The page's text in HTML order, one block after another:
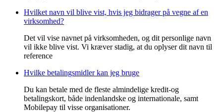
Hvilket navn vil blive vist, hvis jeg bidrager på vegne af en
virksomhed?
Det vil vise navnet på virksomheden, og dit personlige navn
vil ikke blive vist. Vi kræver stadig, at du oplyser dit navn til
reference
Hvilke betalingsmidler kan jeg bruge
Du kan betale med de fleste almindelige kredit-og
betalingskort, både indenlandske og internationale, samt
Mobilepay til visse organisationer.